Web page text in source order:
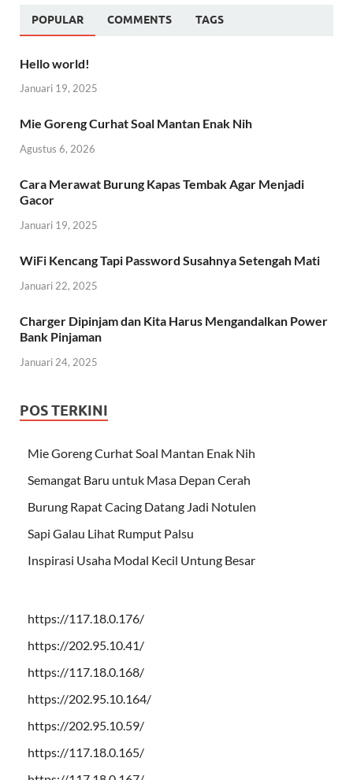
POPULAR COMMENTS TAGS
Hello world!
Januari 19, 2025
Mie Goreng Curhat Soal Mantan Enak Nih
Agustus 6, 2026
Cara Merawat Burung Kapas Tembak Agar Menjadi
Gacor
Januari 19, 2025
WiFi Kencang Tapi Password Susahnya Setengah Mati
Januari 22, 2025
Charger Dipinjam dan Kita Harus Mengandalkan Power
Bank Pinjaman
Januari 24, 2025
POS TERKINI
Mie Goreng Curhat Soal Mantan Enak Nih
Semangat Baru untuk Masa Depan Cerah
Burung Rapat Cacing Datang Jadi Notulen
Sapi Galau Lihat Rumput Palsu
Inspirasi Usaha Modal Kecil Untung Besar
https://117.18.0.176/
https://202.95.10.41/
https://117.18.0.168/
https://202.95.10.164/
https://202.95.10.59/
https://117.18.0.165/